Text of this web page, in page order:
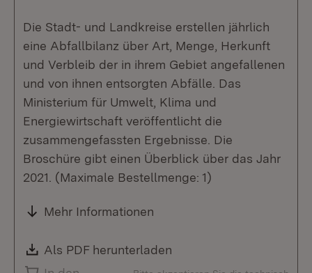
Die Stadt- und Landkreise erstellen jährlich
eine Abfallbilanz über Art, Menge, Herkunft
und Verbleib der in ihrem Gebiet angefallenen
und von ihnen entsorgten Abfälle. Das
Ministerium für Umwelt, Klima und
Energiewirtschaft veröffentlicht die
zusammengefassten Ergebnisse. Die
Broschüre gibt einen Überblick über das Jahr
2021. (Maximale Bestellmenge: 1)
Mehr Informationen
Download:
Als PDF herunterladen